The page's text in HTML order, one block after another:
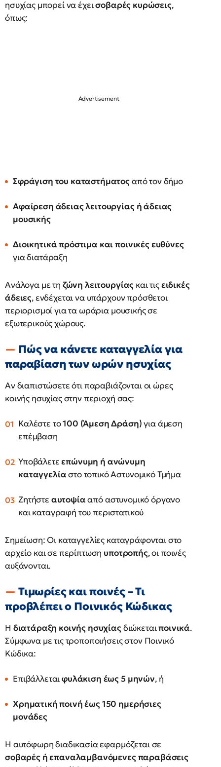
ησυχίας μπορεί να έχεισοβαρές κυρώσεις,
όπως:
Σφράγιση του καταστήματοςαπό τον δήμο
Αφαίρεση άδειας λειτουργίας ή άδειας
μουσικής
Διοικητικά πρόστιμα και ποινικές ευθύνες
για διατάραξη
Ανάλογα με τη ζώνη λειτουργίας και τιςειδικές
άδειες, ενδέχεται να υπάρχουν πρόσθετοι
περιορισμοί για τα ωράρια μουσικής σε
εξωτερικούς χώρους.
Πώς να κάνετε καταγγελία για
παραβίαση των ωρών ησυχίας
Αν διαπιστώσετε ότι παραβιάζονται οι ώρες
κοινής ησυχίας στην περιοχή σας:
Καλέστε το100 (Άμεση Δράση)για άμεση
επέμβαση
Υποβάλετεεπώνυμη ή ανώνυμη
καταγγελίαστο τοπικό Αστυνομικό Τμήμα
Ζητήστε αυτοψίααπό αστυνομικό όργανο
και καταγραφή του περιστατικού
Σημείωση: Οι καταγγελίες καταγράφονται στο
αρχείο και σε περίπτωση υποτροπής, οι ποινές
αυξάνονται.
Τιμωρίες και ποινές – Τι
προβλέπει ο Ποινικός Κώδικας
Η διατάραξη κοινής ησυχίαςδιώκεταιποινικά.
Σύμφωνα με τις τροποποιήσεις στον Ποινικό
Κώδικα:
Επιβάλλεταιφυλάκιση έως 5 μηνών, ή
Χρηματική ποινή έως 150 ημερήσιες
μονάδες
Η αυτόφωρη διαδικασία εφαρμόζεται σε
σοβαρές ή επαναλαμβανόμενες παραβάσεις